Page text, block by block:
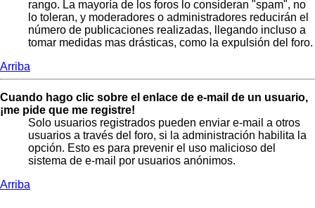
rango. La mayoría de los foros lo consideran "spam", no
lo toleran, y moderadores o administradores reducirán el
número de publicaciones realizadas, llegando incluso a
tomar medidas mas drásticas, como la expulsión del foro.
Arriba
Cuando hago clic sobre el enlace de e-mail de un usuario,
¡me pide que me registre!
Solo usuarios registrados pueden enviar e-mail a otros
usuarios a través del foro, si la administración habilita la
opción. Esto es para prevenir el uso malicioso del
sistema de e-mail por usuarios anónimos.
Arriba